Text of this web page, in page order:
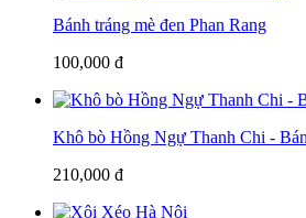
Bánh tráng mè đen Phan Rang
100,000 đ
Khô bò Hồng Ngự Thanh Chi -
210,000 đ